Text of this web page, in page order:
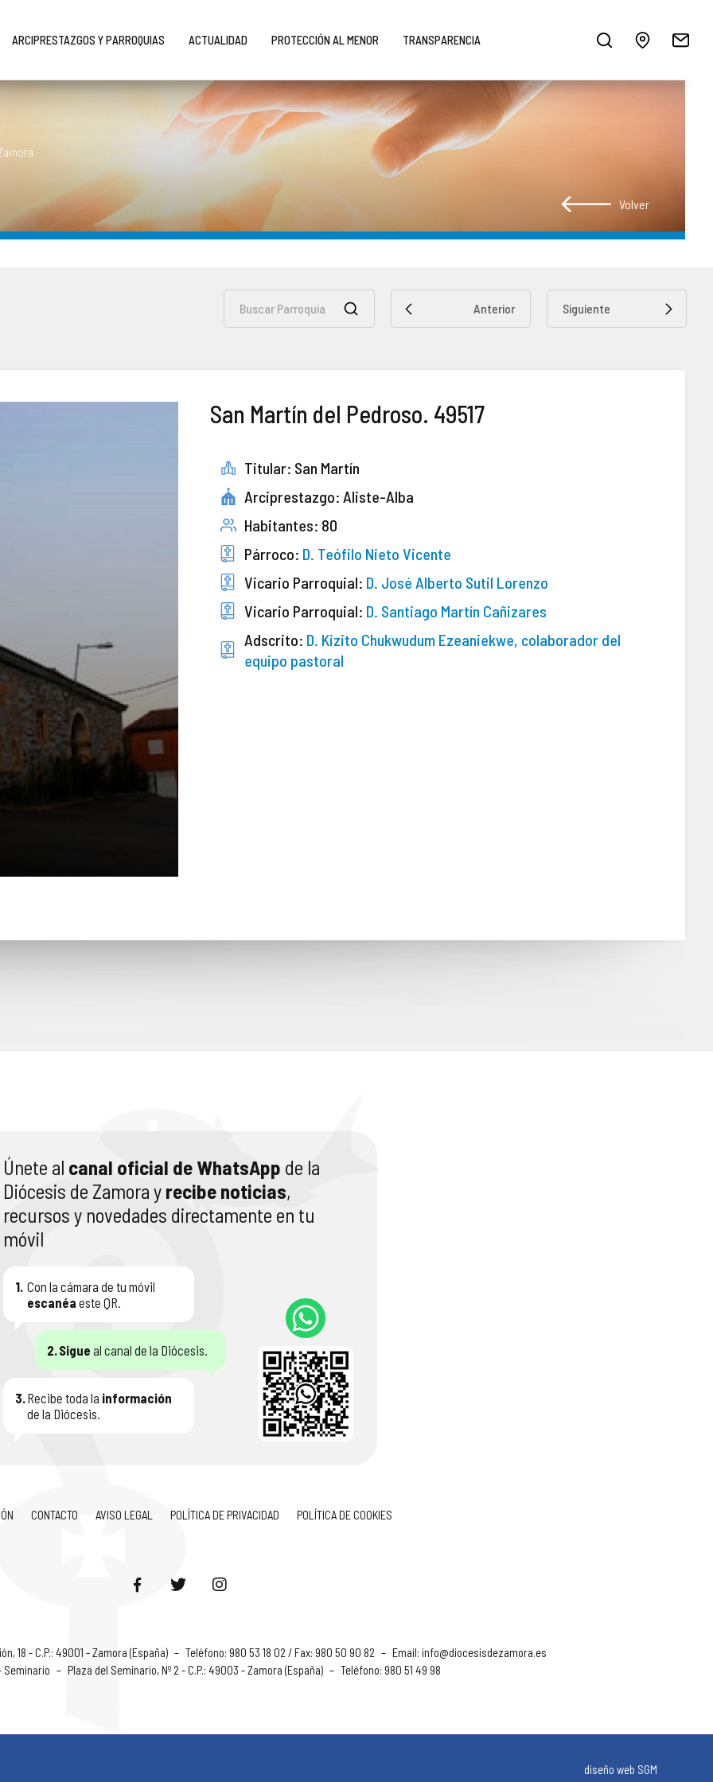
ARCIPRESTAZGOS Y PARROQUIAS ACTUALIDAD PROTECCIÓN AL MENOR TRANSPARENCIA
Volver
Anterior Siguiente
San Martín del Pedroso. 49517
Titular: San Martín
Arciprestazgo: Aliste-Alba
Habitantes: 80
Párroco: D. Teófilo Nieto Vicente
Vicario Parroquial: D. José Alberto Sutil Lorenzo
Vicario Parroquial: D. Santiago Martín Cañizares
Adscrito: D. Kizito Chukwudum Ezeaniekwe, colaborador del
equipo pastoral
Únete al canal oficial de WhatsApp de la
Diócesis de Zamora y recibe noticias,
recursos y novedades directamente en tu
móvil
1. Con la cámara de tu móvil
escanéa este QR.
2.Sigue al canal de la Diócesis.
3.Recibe toda la información
de la Diócesis.
CONTACTO AVISO LEGAL POLÍTICA DE PRIVACIDAD POLÍTICA DE COOKIES
18 - C.P.: 49001 - Zamora (España) – Teléfono: 980 53 18 02 / Fax: 980 50 90 82 – Email: info@diocesisdezamora.es
Seminario – Plaza del Seminario, Nº 2 - C.P.: 49003 - Zamora (España) – Teléfono: 980 51 49 98
diseño web SGM